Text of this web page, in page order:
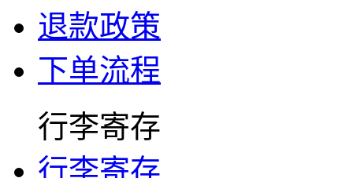
退款政策
下单流程
行李寄存
行李寄存